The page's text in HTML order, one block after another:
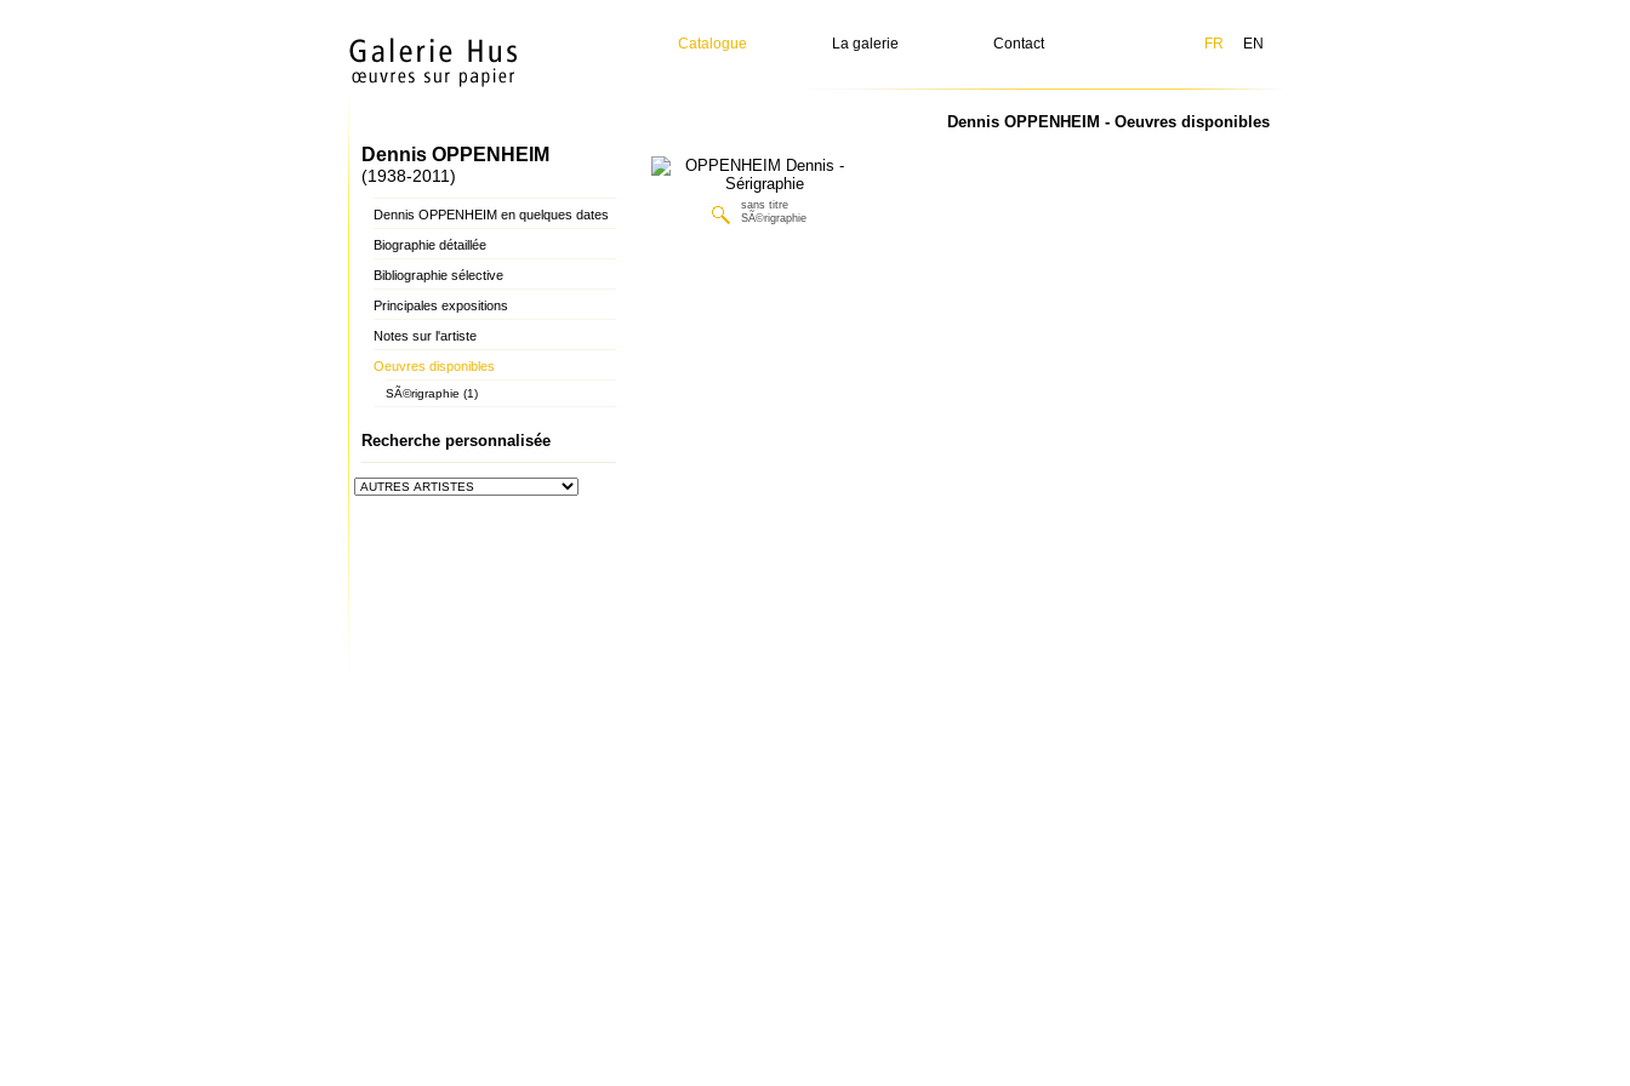
Catalogue La galerie Contact FR EN
Dennis OPPENHEIM
(1938-2011)
Dennis OPPENHEIM en quelques dates
Biographie détaillée
Bibliographie sélective
Principales expositions
Notes sur l'artiste
Oeuvres disponibles
SÃ©rigraphie (1)
Recherche personnalisée
Dennis OPPENHEIM - Oeuvres disponibles
sans titre
SÃ©rigraphie